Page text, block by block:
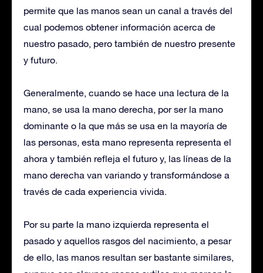
permite que las manos sean un canal a través del
cual podemos obtener información acerca de
nuestro pasado, pero también de nuestro presente
y futuro.
Generalmente, cuando se hace una lectura de la
mano, se usa la mano derecha, por ser la mano
dominante o la que más se usa en la mayoría de
las personas, esta mano representa representa el
ahora y también refleja el futuro y, las líneas de la
mano derecha van variando y transformándose a
través de cada experiencia vivida.
Por su parte la mano izquierda representa el
pasado y aquellos rasgos del nacimiento, a pesar
de ello, las manos resultan ser bastante similares,